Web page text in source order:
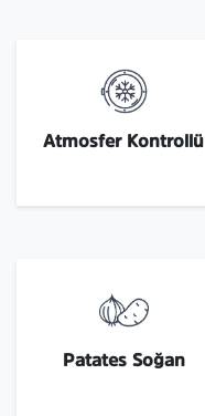
Atmosfer Kontrollü
Patates Soğan